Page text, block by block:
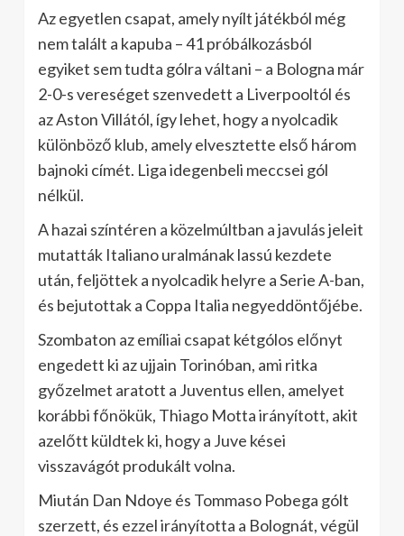
Az egyetlen csapat, amely nyílt játékból még
nem talált a kapuba – 41 próbálkozásból
egyiket sem tudta gólra váltani – a Bologna már
2-0-s vereséget szenvedett a Liverpooltól és
az Aston Villától, így lehet, hogy a nyolcadik
különböző klub, amely elvesztette első három
bajnoki címét. Liga idegenbeli meccsei gól
nélkül.
A hazai színtéren a közelmúltban a javulás jeleit
mutatták Italiano uralmának lassú kezdete
után, feljöttek a nyolcadik helyre a Serie A-ban,
és bejutottak a Coppa Italia negyeddöntőjébe.
Szombaton az emíliai csapat kétgólos előnyt
engedett ki az ujjain Torinóban, ami ritka
győzelmet aratott a Juventus ellen, amelyet
korábbi főnökük, Thiago Motta irányított, akit
azelőtt küldtek ki, hogy a Juve kései
visszavágót produkált volna.
Miután Dan Ndoye és Tommaso Pobega gólt
szerzett, és ezzel irányította a Bolognát, végül